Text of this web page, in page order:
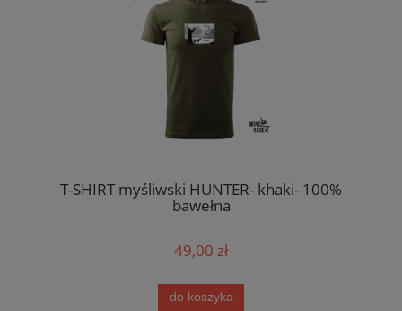
T-SHIRT myśliwski HUNTER- khaki- 100%
bawełna
49,00 zł
do koszyka